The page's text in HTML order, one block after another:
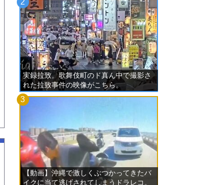
実録拉致。歌舞伎町のド真ん中で撮影さ
れた拉致事件の映像がこちら。
【動画】沖縄で激しくぶつかってきたバ
イクに当て逃げされてしまうドラレコ。